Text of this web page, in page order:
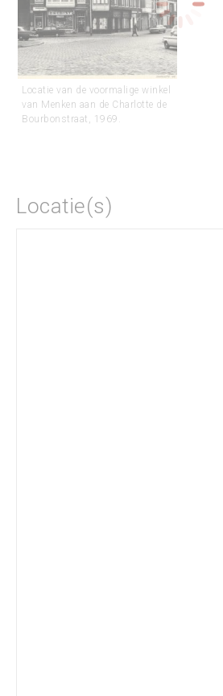
Locatie van de voormalige winkel
van Menken aan de Charlotte de
Bourbonstraat, 1969.
Locatie(s)